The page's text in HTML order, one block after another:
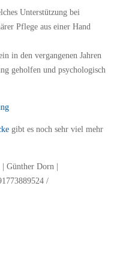
Unterstützung bei
Pflege aus einer Hand
in den vergangenen Jahren
geholfen und psychologisch
gibt es noch sehr viel mehr
Günther Dorn |
/